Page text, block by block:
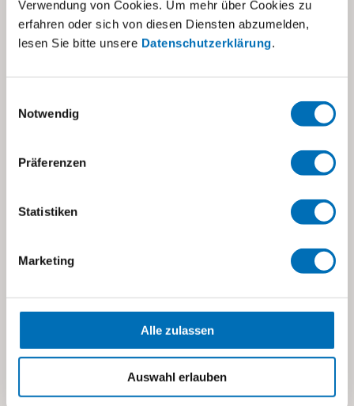
Verwendung von Cookies. Um mehr über Cookies zu
erfahren oder sich von diesen Diensten abzumelden,
lesen Sie bitte unsere Datenschutzerklärung.
Notwendig
Präferenzen
Statistiken
Marketing
Alle zulassen
Auswahl erlauben
04.12.2023
Verstirbt ein Kind, sind Festtage für
Herausforderung. Wie soll man die
einem die Person doch so sehr